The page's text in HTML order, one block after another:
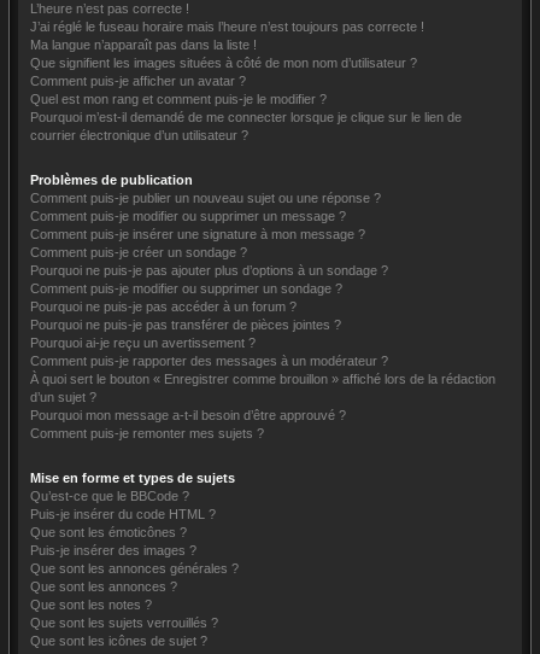
L’heure n’est pas correcte !
J’ai réglé le fuseau horaire mais l’heure n’est toujours pas correcte !
Ma langue n’apparaît pas dans la liste !
Que signifient les images situées à côté de mon nom d’utilisateur ?
Comment puis-je afficher un avatar ?
Quel est mon rang et comment puis-je le modifier ?
Pourquoi m’est-il demandé de me connecter lorsque je clique sur le lien de
courrier électronique d’un utilisateur ?
Problèmes de publication
Comment puis-je publier un nouveau sujet ou une réponse ?
Comment puis-je modifier ou supprimer un message ?
Comment puis-je insérer une signature à mon message ?
Comment puis-je créer un sondage ?
Pourquoi ne puis-je pas ajouter plus d’options à un sondage ?
Comment puis-je modifier ou supprimer un sondage ?
Pourquoi ne puis-je pas accéder à un forum ?
Pourquoi ne puis-je pas transférer de pièces jointes ?
Pourquoi ai-je reçu un avertissement ?
Comment puis-je rapporter des messages à un modérateur ?
À quoi sert le bouton « Enregistrer comme brouillon » affiché lors de la rédaction
d’un sujet ?
Pourquoi mon message a-t-il besoin d’être approuvé ?
Comment puis-je remonter mes sujets ?
Mise en forme et types de sujets
Qu’est-ce que le BBCode ?
Puis-je insérer du code HTML ?
Que sont les émoticônes ?
Puis-je insérer des images ?
Que sont les annonces générales ?
Que sont les annonces ?
Que sont les notes ?
Que sont les sujets verrouillés ?
Que sont les icônes de sujet ?